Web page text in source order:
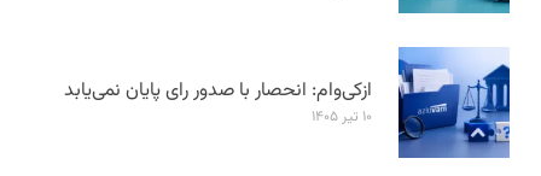
ازکی‌وام: انحصار با صدور رای پایان نمی‌یابد
۱۰ تیر ۱۴۰۵